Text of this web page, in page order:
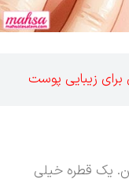
زیبایی پوست
یک قطره خیلی